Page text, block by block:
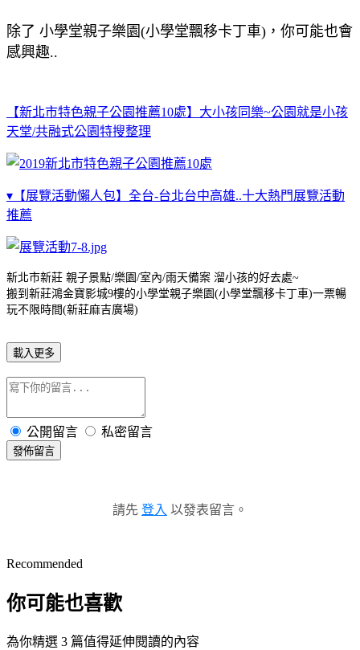
除了 小學堂親子樂園(小學堂飄移卡丁車)，你可能也會
感興趣..
【新北市特色親子公園推薦10處】大小孩同樂~公園就是小孩
天堂/共融式公園特搜整理
▾【展覽活動懶人包】全台-台北台中高雄..十大熱門展覽活動
推薦
新北市新莊 親子景點/樂園/室內/雨天備案 溜小孩的好去處~
搬到新莊鴻金寶影城9樓的小學堂親子樂園(小學堂飄移卡丁車)一票暢
玩不限時間(新莊麻吉廣場)
載入更多
公開留言 私密留言
發佈留言
請先 登入 以發表留言。
Recommended
你可能也喜歡
為你精選 3 篇值得延伸閱讀的內容